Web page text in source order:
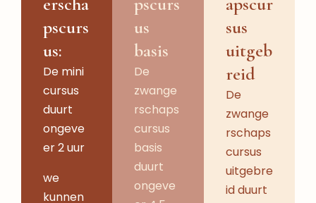
pscurs
us:
De mini
cursus
duurt
ongeve
er 2 uur
we
kunnen
us
basis
De
zwange
rschaps
cursus
basis
duurt
ongeve
sus
uitgeb
reid
De
zwange
rschaps
cursus
uitgebre
id duurt